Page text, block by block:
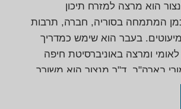
הוא מרצה למזרח תיכון
המתמחה בסוריה, חברה, תרבות
בעבר הוא שימש כמדריך
ומרצה באוניברסיטת חיפה
בארה"ב. ד"ר מנצור הוא משורר
ספרי שירה מפרי עטו ושיריו תורגמו